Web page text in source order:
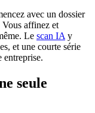
avec un dossier
affinez et
Le scan IA y
et une courte série
entreprise.
seule